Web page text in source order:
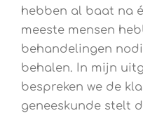
hebben al baat na
meeste mensen
behandelingen
behalen. In mijn
bespreken we de
geneeskunde stelt